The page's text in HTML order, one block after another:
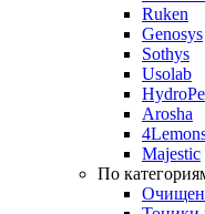
Ruken
Genosys
Sothys
Usolab
Arosha
Majestic
По